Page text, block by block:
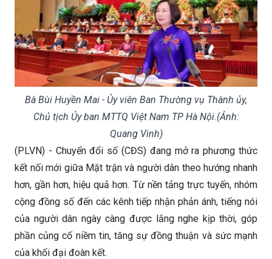
Bà Bùi Huyền Mai - Ủy viên Ban Thường vụ Thành ủy,
Chủ tịch Ủy ban MTTQ Việt Nam TP Hà Nội.(Ảnh:
Quang Vinh)
(PLVN) - Chuyển đổi số (CĐS) đang mở ra phương thức
kết nối mới giữa Mặt trận và người dân theo hướng nhanh
hơn, gần hơn, hiệu quả hơn. Từ nền tảng trực tuyến, nhóm
cộng đồng số đến các kênh tiếp nhận phản ánh, tiếng nói
của người dân ngày càng được lắng nghe kịp thời, góp
phần củng cố niềm tin, tăng sự đồng thuận và sức mạnh
của khối đại đoàn kết.